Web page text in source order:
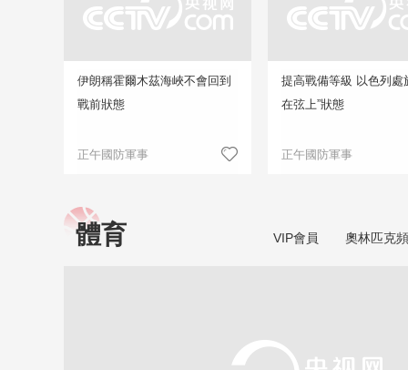
伊朗稱霍爾木茲海峽不會回到
戰前狀態
正午國防軍事
提高戰備等級 以色列處
在弦上”狀態
正午國防軍事
體育 VIP會員 奧林匹克